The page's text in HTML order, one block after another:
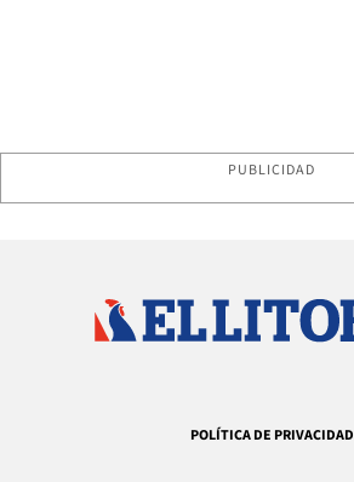
PUBLICIDAD
POLÍTICA DE PRIVACIDAD